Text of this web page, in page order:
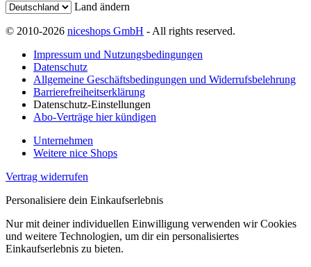
Land ändern
© 2010-2026 niceshops GmbH - All rights reserved.
Impressum und Nutzungsbedingungen
Datenschutz
Allgemeine Geschäftsbedingungen und Widerrufsbelehrung
Barrierefreiheitserklärung
Datenschutz-Einstellungen
Abo-Verträge hier kündigen
Unternehmen
Weitere nice Shops
Vertrag widerrufen
Personalisiere dein Einkaufserlebnis
Nur mit deiner individuellen Einwilligung verwenden wir Cookies
und weitere Technologien, um dir ein personalisiertes
Einkaufserlebnis zu bieten.